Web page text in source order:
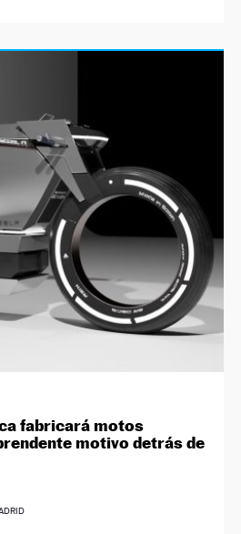
fabricará motos
motivo detrás de